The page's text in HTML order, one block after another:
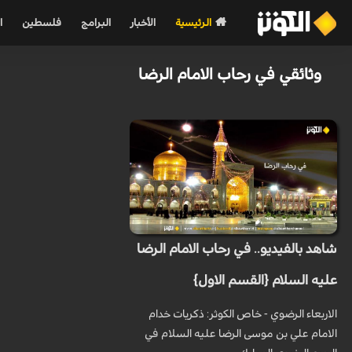
الرئيسية الأخبار البرامج فلسطين
وثائقي في رحاب الامام الرضا
شاهد بالفيديو.. في رحاب الامام الرضا
عليه السلام {القسم الاول}
الاربعاء الرضوي - خاص الكوثر: ذكريات خدام
الامام علي بن موسى الرضا عليه السلام في